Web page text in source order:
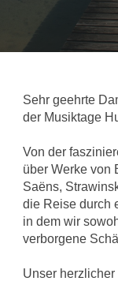
Sehr geehrte
der Musiktage
Von der
über Werke von
Saëns,
die Reise durch
in dem wir
verborgene
Unser